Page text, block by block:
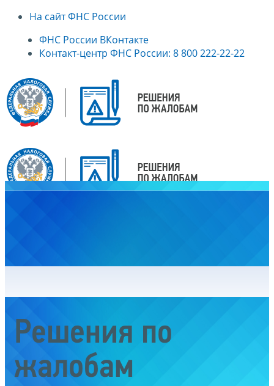
На сайт ФНС России
ФНС России ВКонтакте
Контакт-центр ФНС России: 8 800 222-22-22
Решения по
жалобам